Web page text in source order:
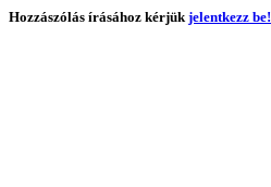
Hozzászólás írásához kérjükjelentkezz be!